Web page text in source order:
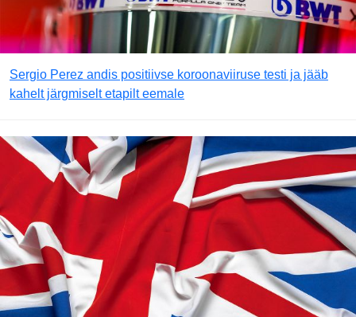
Sergio Perez andis positiivse koroonaviiruse testi ja jääb
kahelt järgmiselt etapilt eemale